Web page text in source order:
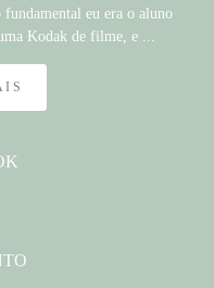
eu era o aluno
Kodak de filme, e ...